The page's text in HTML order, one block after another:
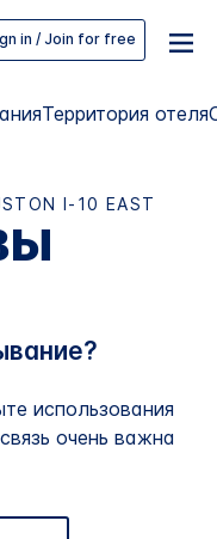
in / Join for free
Территория отеля
I-10 EAST
использования
очень важна